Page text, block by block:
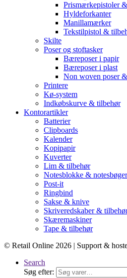
Prismærkepistoler
Hyldeforkanter
Manillamærker
Tekstilpistol &
Skilte
Poser og stoftasker
Bæreposer i papir
Bæreposer i plast
Non woven poser
Printere
Kø-system
Indkøbskurve & tilbehør
Kontorartikler
Batterier
Clipboards
Kalender
Kopipapir
Kuverter
Lim & tilbehør
Notesblokke & notesbøger
Post-it
Ringbind
Sakse & knive
Skriveredskaber &
Skæremaskiner
Tape & tilbehør
© Retail Online 2026 | Support &
Search
Søg efter: